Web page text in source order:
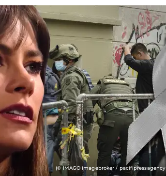
(© IMAGO imagebroker /